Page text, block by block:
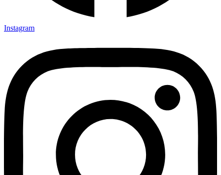
Instagram